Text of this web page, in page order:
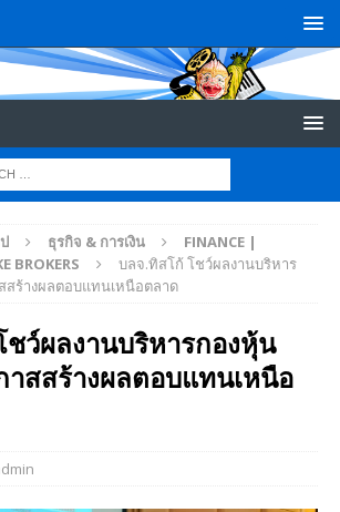
ธุรกิจ & การเงิน
FINANCE |
BROKERS
บลจ.ทิสโก้ โชว์ผลงานบริหาร
สร้างผลตอบแทนเหนือตลาด
ว์ผลงานบริหารกองหุ้น
าสสร้างผลตอบแทนเหนือ